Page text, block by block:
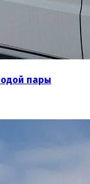
пары